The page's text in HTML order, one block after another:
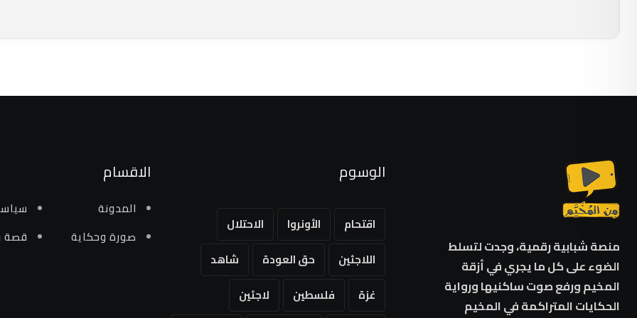
منصة شبابية رقمية، وجدت لتسلط
الضوء على كل ما يجري في أزقة
المخيم ورفع صوت ساكنيها ورواية
الحكايات المتراكمة في المخيم
الوسوم
اقتحام الأونروا
الاحتلال
اللاجئين
حق العودة
شاهد
غزة
فلسطين لاجئين
الاقسام
المدونة
صورة وحكاية
قصة